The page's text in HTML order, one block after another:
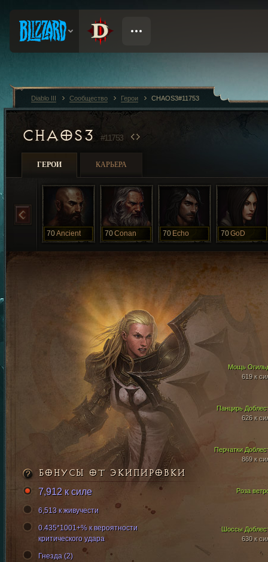
CHAOS3 #11753
ГЕРОИ КАРЬЕРА
70Ancient 70Conan 70 Echo 70GoD
Панцирь
626 к
Перчатки
869 к
Мощь
619 к
Шоссы
630 к
Роза
БОНУСЫ ОТ ЭКИПИРОВКИ
7,912 к силе
6,513 к живучести
0.435*1001+% к вероятности
критического удара
Гнезда (2)
Diablo III Сообщество Герои CHAOS3#11753